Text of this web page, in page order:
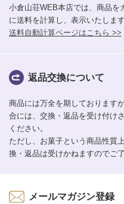
小倉山荘WEB本店では、商品を
に送料を計算し、表示いたします
送料自動計算ページはこちら >>
返品交換について
商品には万全を期しております
合には、交換・返品を受け付け
ください。
ただし、お菓子という商品性質
換・返品は受けかねますのでご
メールマガジン登録